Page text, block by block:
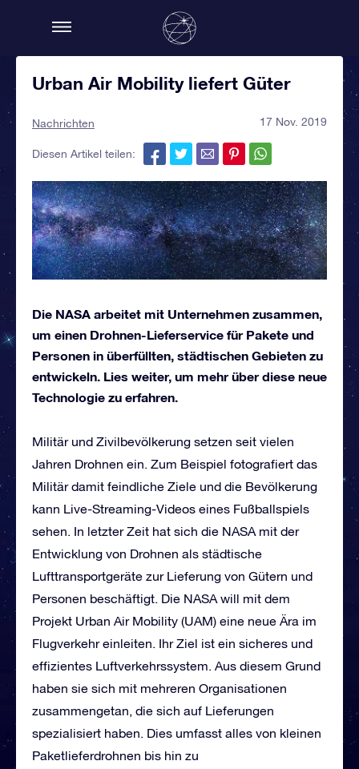
Urban Air Mobility liefert Güter
Nachrichten 17 Nov. 2019
Diesen Artikel teilen:
Die NASA arbeitet mit Unternehmen zusammen,
um einen Drohnen-Lieferservice für Pakete und
Personen in überfüllten, städtischen Gebieten zu
entwickeln. Lies weiter, um mehr über diese neue
Technologie zu erfahren.
Militär und Zivilbevölkerung setzen seit vielen
Jahren Drohnen ein. Zum Beispiel fotografiert das
Militär damit feindliche Ziele und die Bevölkerung
kann Live-Streaming-Videos eines Fußballspiels
sehen. In letzter Zeit hat sich die NASA mit der
Entwicklung von Drohnen als städtische
Lufttransportgeräte zur Lieferung von Gütern und
Personen beschäftigt. Die NASA will mit dem
Projekt Urban Air Mobility (UAM) eine neue Ära im
Flugverkehr einleiten. Ihr Ziel ist ein sicheres und
effizientes Luftverkehrssystem. Aus diesem Grund
haben sie sich mit mehreren Organisationen
zusammengetan, die sich auf Lieferungen
spezialisiert haben. Dies umfasst alles von kleinen
Paketlieferdrohnen bis hin zu